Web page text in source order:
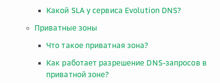
Какой SLA у сервиса Evolution DNS?
Приватные зоны
Что такое приватная зона?
Как работает разрешение DNS-запросов в
приватной зоне?